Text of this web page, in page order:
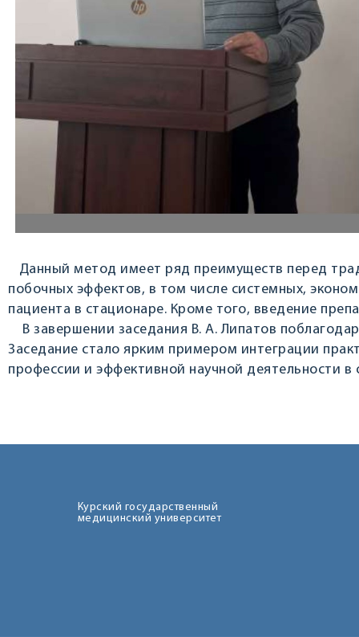
Данный метод имеет ряд преимуществ перед
побочных эффектов, в том числе системных,
пациента в стационаре. Кроме того, введение
В завершении заседания В. А. Липатов
Заседание стало ярким примером интеграции
профессии и эффективной научной деятельности
Курский государственный
медицинский университет